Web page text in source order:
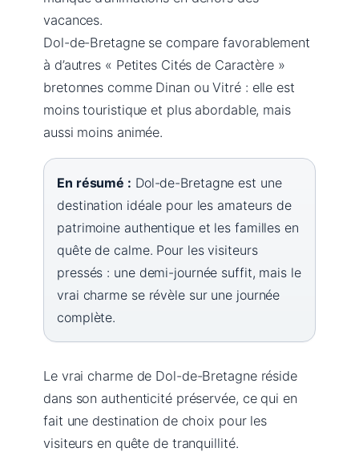
vacances.
Dol-de-Bretagne se compare favorablement
à d’autres « Petites Cités de Caractère »
bretonnes comme Dinan ou Vitré : elle est
moins touristique et plus abordable, mais
aussi moins animée.
En résumé : Dol-de-Bretagne est une
destination idéale pour les amateurs de
patrimoine authentique et les familles en
quête de calme. Pour les visiteurs
pressés : une demi-journée suffit, mais le
vrai charme se révèle sur une journée
complète.
Le vrai charme de Dol-de-Bretagne réside
dans son authenticité préservée, ce qui en
fait une destination de choix pour les
visiteurs en quête de tranquillité.